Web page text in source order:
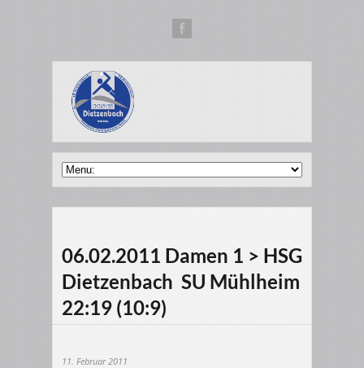
06.02.2011 Damen 1 > HSG
Dietzenbach  SU Mühlheim
22:19 (10:9)
11. Februar 2011